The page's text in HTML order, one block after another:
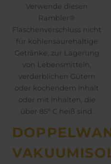
Verwende diesen
Rambler®
Flaschenverschluss nicht
für kohlensäurehaltige
Getränke, zur Lagerung
von Lebensmitteln,
verderblichen Gütern
oder kochendem Inhalt
oder mit Inhalten, die
über 85° C heiß sind.